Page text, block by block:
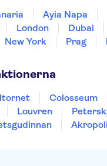
Ayia Napa
London Dubai
New York Prag
Colosseum
Louvren